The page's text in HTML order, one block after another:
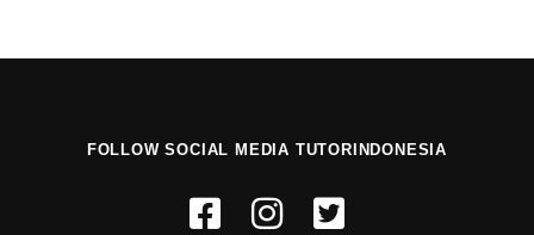
FOLLOW SOCIAL MEDIA TUTORINDONESIA